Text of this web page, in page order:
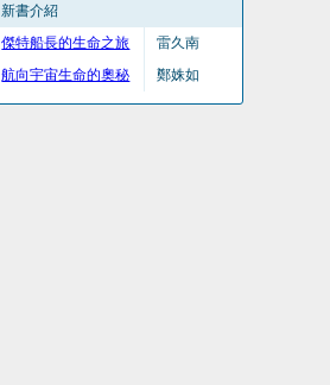
新書介紹
傑特船長的生命之旅
雷久南
航向宇宙生命的奧秘
鄭姝如